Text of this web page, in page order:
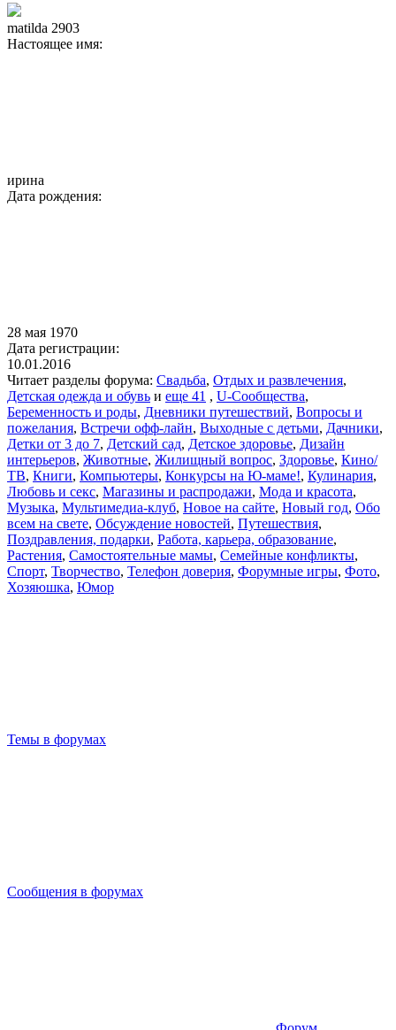
matilda 2903
Настоящее имя:
ирина
Дата рождения:
28 мая 1970
Дата регистрации:
10.01.2016
Читает разделы форума: Свадьба, Отдых и развлечения,
Детская одежда и обувь и еще 41 , U-Сообщества,
Беременность и роды, Дневники путешествий, Вопросы и
пожелания, Встречи офф-лайн, Выходные с детьми, Дачники,
Детки от 3 до 7, Детский сад, Детское здоровье, Дизайн
интерьеров, Животные, Жилищный вопрос, Здоровье, Кино/
ТВ, Книги, Компьютеры, Конкурсы на Ю-маме!, Кулинария,
Любовь и секс, Магазины и распродажи, Мода и красота,
Музыка, Мультимедиа-клуб, Новое на сайте, Новый год, Обо
всем на свете, Обсуждение новостей, Путешествия,
Поздравления, подарки, Работа, карьера, образование,
Растения, Самостоятельные мамы, Семейные конфликты,
Спорт, Творчество, Телефон доверия, Форумные игры, Фото,
Хозяюшка, Юмор
Темы в форумах
Сообщения в форумах